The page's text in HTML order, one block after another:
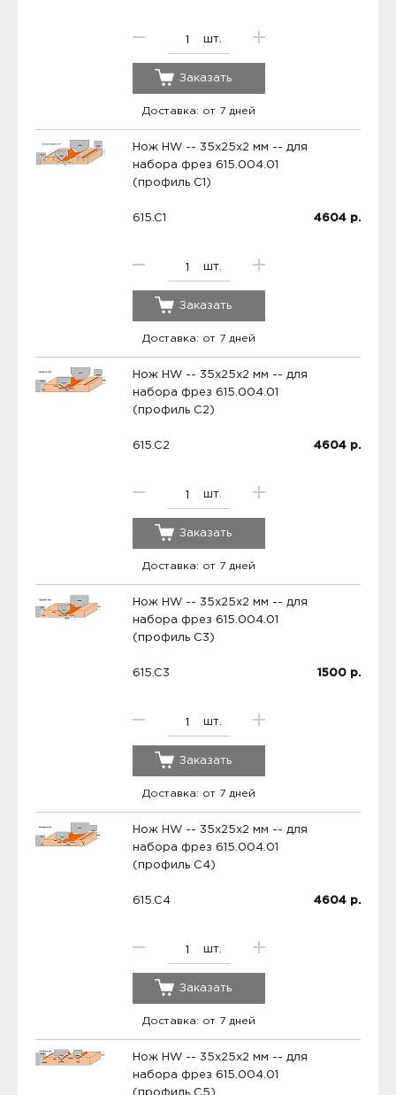
шт.
Заказать
Доставка: от 7 дней
Нож HW -- 35x25x2 мм -- для
набора фрез 615.004.01
(профиль C1)
615.C1
шт.
4604 р.
Заказать
Доставка: от 7 дней
Нож HW -- 35x25x2 мм -- для
набора фрез 615.004.01
(профиль C2)
615.C2
шт.
4604 р.
Заказать
Доставка: от 7 дней
Нож HW -- 35x25x2 мм -- для
набора фрез 615.004.01
(профиль C3)
615.C3
шт.
1500 р.
Заказать
Доставка: от 7 дней
Нож HW -- 35x25x2 мм -- для
набора фрез 615.004.01
(профиль C4)
615.C4
шт.
4604 р.
Заказать
Доставка: от 7 дней
Нож HW -- 35x25x2 мм -- для
набора фрез 615.004.01
(профиль C5)